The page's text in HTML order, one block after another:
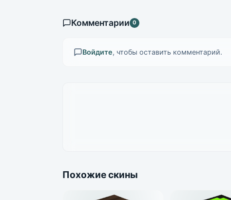
Комментарии 0
Войдите, чтобы оставить комментарий.
Похожие скины